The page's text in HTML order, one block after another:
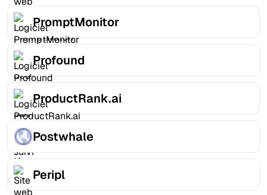
PromptMonitor
Profound
ProductRank.ai
Postwhale
Peripl